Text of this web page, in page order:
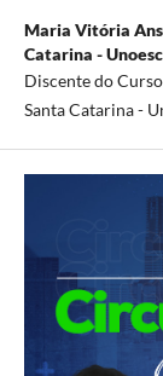
Maria Vitória
Catarina - Unoesc
Discente do
Santa Catarina -